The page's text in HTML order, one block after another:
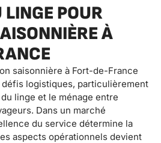
POUR
À
saisonnière à Fort-de-France
logistiques, particulièrement
linge et le ménage entre
Dans un marché
du service détermine la
aspects opérationnels devient